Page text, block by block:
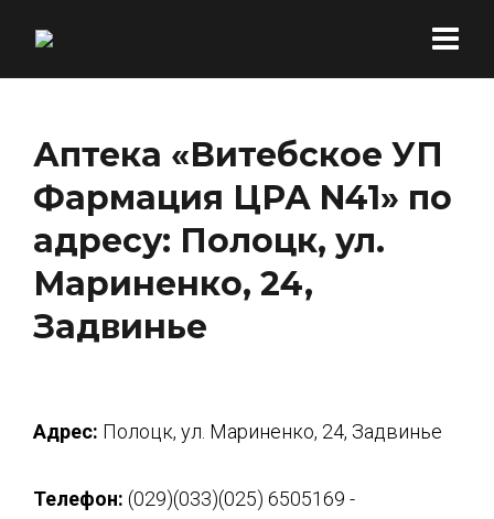
Аптека «Витебское УП
Фармация ЦРА N41» по
адресу: Полоцк, ул.
Мариненко, 24,
Задвинье
Адрес: Полоцк, ул. Мариненко, 24, Задвинье
Телефон: (029)(033)(025) 6505169 -